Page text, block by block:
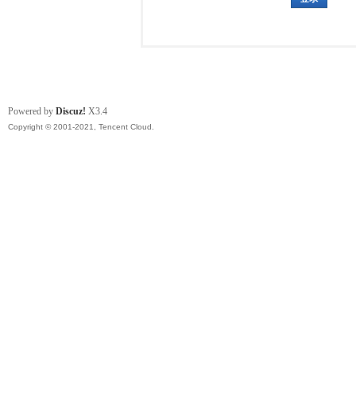
Powered by Discuz! X3.4
Copyright © 2001-2021, Tencent Cloud.